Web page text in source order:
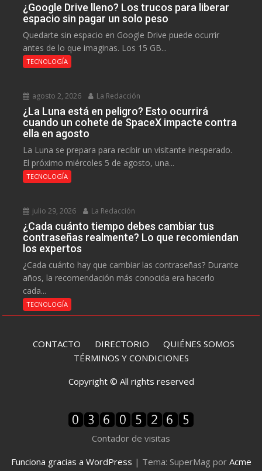
¿Google Drive lleno? Los trucos para liberar
espacio sin pagar un solo peso
Quedarte sin espacio en Google Drive puede ocurrir
antes de lo que imaginas. Los 15 GB...
TECNOLOGÍA
agosto 2, 2026 La Redacción
¿La Luna está en peligro? Esto ocurrirá
cuando un cohete de SpaceX impacte contra
ella en agosto
La Luna se prepara para recibir un visitante inesperado.
El próximo miércoles 5 de agosto, una...
TECNOLOGÍA
julio 29, 2026 La Redacción
¿Cada cuánto tiempo debes cambiar tus
contraseñas realmente? Lo que recomiendan
los expertos
¿Cada cuánto hay que cambiar las contraseñas? Durante
años, la recomendación más conocida era hacerlo
cada...
TECNOLOGÍA
CONTACTO DIRECTORIO QUIÉNES SOMOS
TÉRMINOS Y CONDICIONES
Copyright © All rights reserved
Contador de visitas
Funciona gracias a WordPress | Tema: SuperMag por Acme